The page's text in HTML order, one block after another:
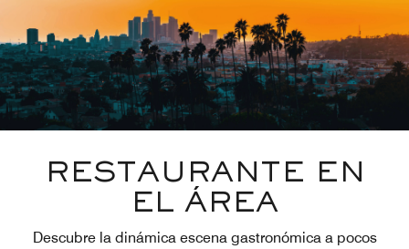
RESTAURANTE EN
EL ÁREA
Descubre la dinámica escena gastronómica a pocos